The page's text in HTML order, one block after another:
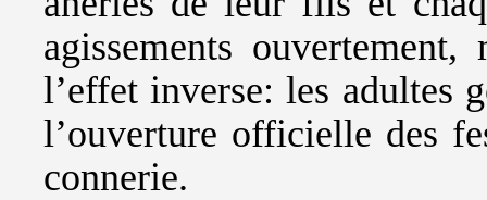
agissements
l’effet inverse: les adultes
l’ouverture officielle des
connerie.